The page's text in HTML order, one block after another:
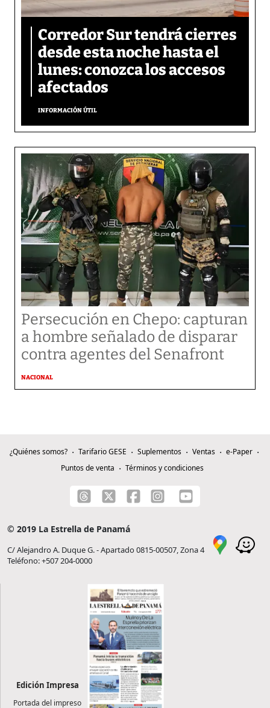
Corredor Sur tendrá cierres
desde esta noche hasta el
lunes: conozca los accesos
afectados
INFORMACIÓN ÚTIL
Persecución en Chepo: capturan
a hombre señalado de disparar
contra agentes del Senafront
NACIONAL
¿Quiénes somos? Tarifario GESE Suplementos Ventas
e-Paper
Puntos de venta
Términos y condiciones
© 2019 La Estrella de Panamá
C/ Alejandro A. Duque G. - Apartado 0815-00507, Zona 4
Teléfono: +507 204-0000
Edición Impresa
Portada del impreso